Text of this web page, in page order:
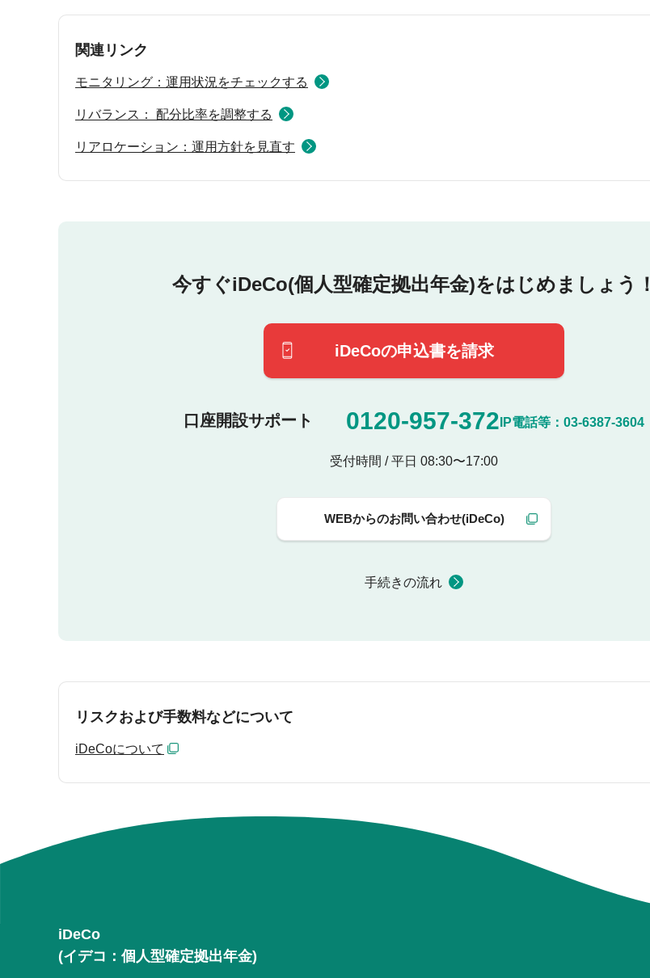
関連リンク
モニタリング：運用状況をチェックする
リバランス： 配分比率を調整する
リアロケーション：運用方針を見直す
今すぐiDeCo(個人型確定拠出年金)をはじめましょう！
iDeCoの申込書を請求
口座開設サポート 0120-957-372 IP電話等： 03-6387-3604
受付時間 / 平日 08:30〜17:00
WEBからのお問い合わせ(iDeCo)
手続きの流れ
リスクおよび手数料などについて
iDeCoについて
iDeCo
(イデコ：個人型確定拠出年金)